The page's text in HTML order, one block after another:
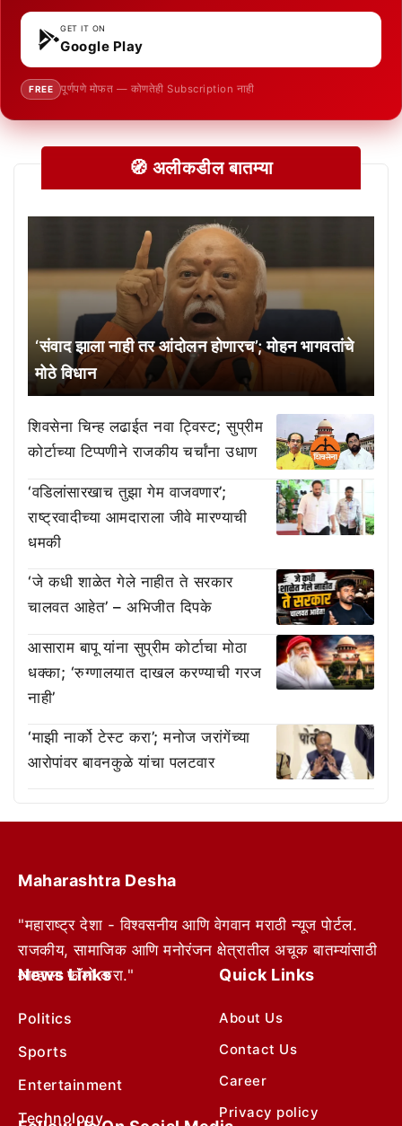
GET IT ON
Google Play
FREE पूर्णपणे मोफत — कोणतेही Subscription नाही
🧭 अलीकडील बातम्या
‘संवाद झाला नाही तर आंदोलन होणारच’; मोहन भागवतांचे
मोठे विधान
शिवसेना चिन्ह लढाईत नवा ट्विस्ट; सुप्रीम
कोर्टाच्या टिप्पणीने राजकीय चर्चांना उधाण
‘वडिलांसारखाच तुझा गेम वाजवणार’;
राष्ट्रवादीच्या आमदाराला जीवे मारण्याची
धमकी
‘जे कधी शाळेत गेले नाहीत ते सरकार
चालवत आहेत’ – अभिजीत दिपके
आसाराम बापू यांना सुप्रीम कोर्टाचा मोठा
धक्का; ‘रुग्णालयात दाखल करण्याची गरज
नाही’
‘माझी नार्को टेस्ट करा’; मनोज जरांगेंच्या
आरोपांवर बावनकुळे यांचा पलटवार
Maharashtra Desha
"महाराष्ट्र देशा - विश्वसनीय आणि वेगवान मराठी न्यूज पोर्टल.
राजकीय, सामाजिक आणि मनोरंजन क्षेत्रातील अचूक बातम्यांसाठी
आम्हाला फॉलो करा."
News Links
Politics
Sports
Entertainment
Technology
Quick Links
About Us
Contact Us
Career
Privacy policy